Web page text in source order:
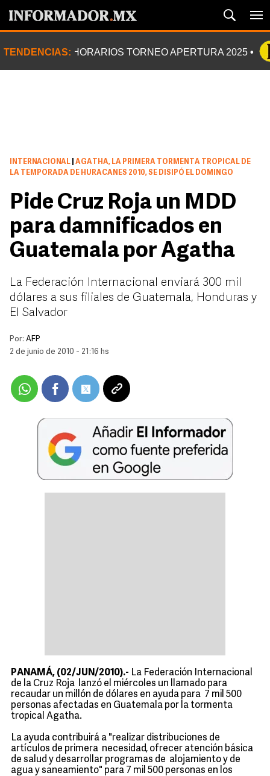
TENDENCIAS: HORARIOS TORNEO APERTURA 2025
INTERNACIONAL
AGATHA, LA PRIMERA TORMENTA TROPICAL DE
LA TEMPORADA DE HURACANES 2010, SE DISIPÓ EL DOMINGO
Pide Cruz Roja un MDD
para damnificados en
Guatemala por Agatha
La Federación Internacional enviará 300 mil
dólares a sus filiales de Guatemala, Honduras y
El Salvador
Por: AFP
2 de junio de 2010 - 21:16 hs
PANAMÁ, (02/JUN/2010).- La Federación Internacional
de la Cruz Roja lanzó el miércoles un llamado para
recaudar un millón de dólares en ayuda para 7 mil 500
personas afectadas en Guatemala por la tormenta
tropical Agatha.
La ayuda contribuirá a "realizar distribuciones de
artículos de primera necesidad, ofrecer atención básica
de salud y desarrollar programas de alojamiento y de
agua y saneamiento" para 7 mil 500 personas en los